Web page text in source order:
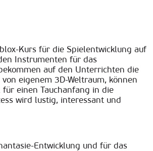
Kurs für die Spielentwicklung auf
Instrumenten für das
auf den Unterrichten die
eigenem 3D-Weltraum, können
einen Tauchanfang in die
wird lustig, interessant und
Entwicklung und für das